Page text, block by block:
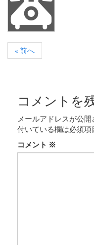
« 前へ
コメントを
メールアドレスが公開
付いている欄は必須項
コメント ※